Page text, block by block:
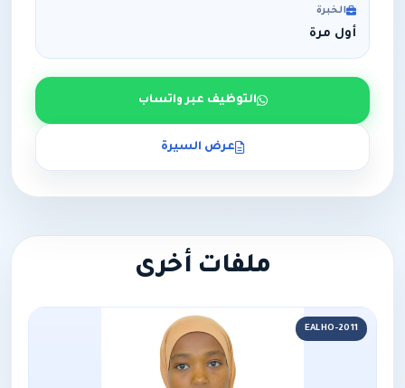
الخبرة
أول مرة
التوظيف عبر واتساب
عرض السيرة
ملفات أخرى
EALHO-2011